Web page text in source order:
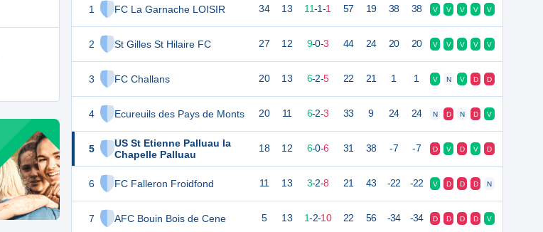
1 FC La Garnache LOISIR
2 St Gilles St Hilaire FC
3 FC Challans
4 Ecureuils des Pays de Monts
5
US St Etienne Palluau la
Chapelle Palluau
6 FC Falleron Froidfond
7 AFC Bouin Bois de Cene
34 13 11-1-1 57 19 38 38 V V V V V
27 12 9-0-3 44 24 20 20 V V V V V
20 13 6-2-5 22 21 1 1 V N V D D
20 11 6-2-3 33 9 24 24 N D N D V
18 12 6-0-6 31 38 -7 -7 D V D V D
11 13 3-2-8 21 43 -22 -22 V D D D N
5 13 1-2-10 22 56 -34 -34 D D D D V